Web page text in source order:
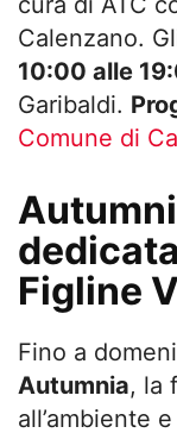
Calenzano.
10:00 alle
Garibaldi.
Comune di
Figline
Fino a
Autumnia, la
all’ambiente